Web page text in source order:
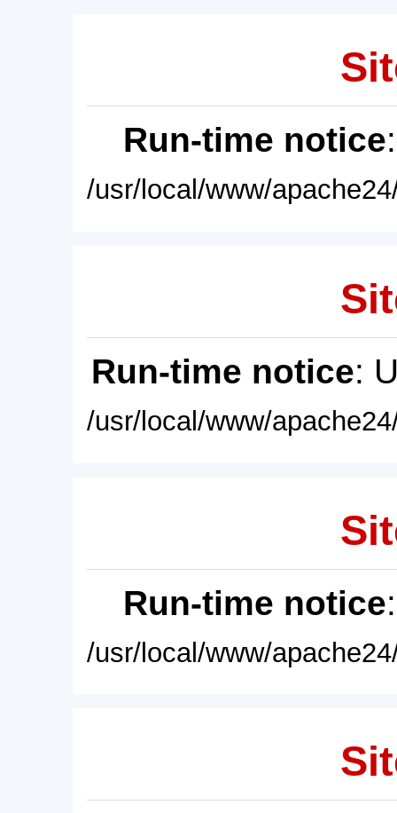
Run-time notice
/usr/local/www/
Run-time notice:
/usr/local/www/
Run-time notice
/usr/local/www/